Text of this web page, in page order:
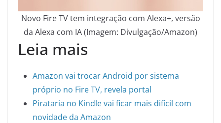
Novo Fire TV tem integração com Alexa+, versão
da Alexa com IA (Imagem: Divulgação/Amazon)
Leia mais
Amazon vai trocar Android por sistema
próprio no Fire TV, revela portal
Pirataria no Kindle vai ficar mais difícil com
novidade da Amazon